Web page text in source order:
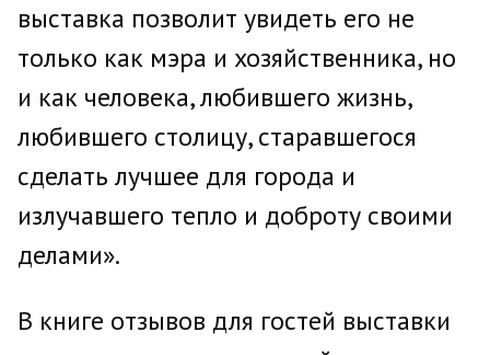
выставка позволит увидеть его не
только как мэра и хозяйственника, но
и как человека, любившего жизнь,
любившего столицу, старавшегося
сделать лучшее для города и
излучавшего тепло и доброту своими
делами».
В книге отзывов для гостей выставки